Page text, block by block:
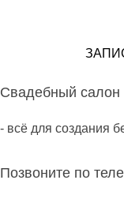
Свадебный
- всё для создания
Позвоните по